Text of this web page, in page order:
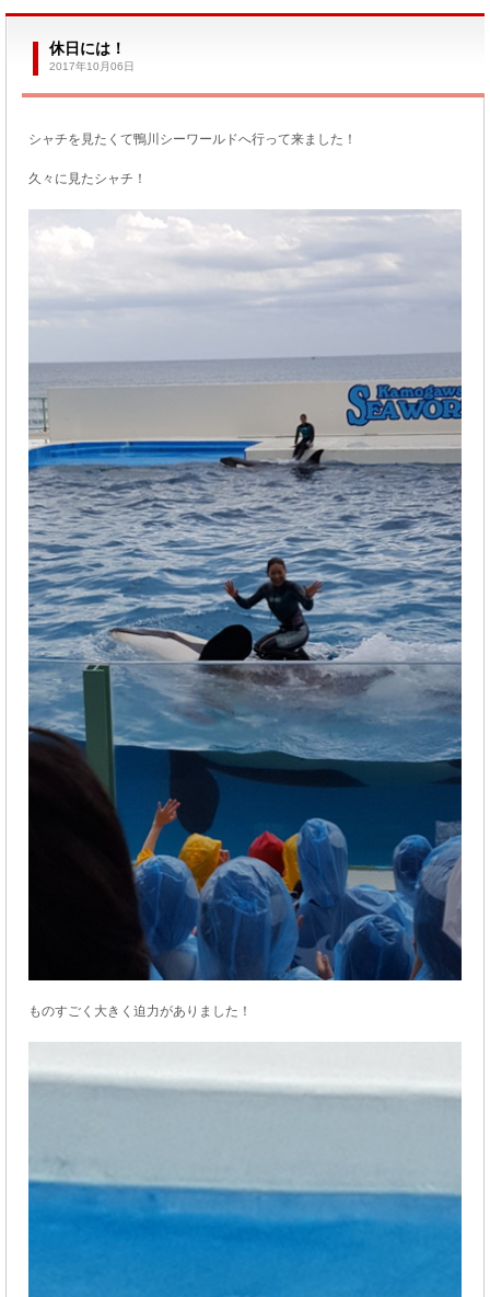
休日には！
2017年10月06日
シャチを見たくて鴨川シーワールドへ行って来ました！
久々に見たシャチ！
ものすごく大きく迫力がありました！